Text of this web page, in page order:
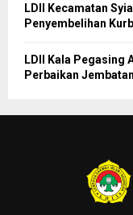
LDII Kecamatan
Penyembelihan
LDII Kala Pegasing
Perbaikan Jembatan